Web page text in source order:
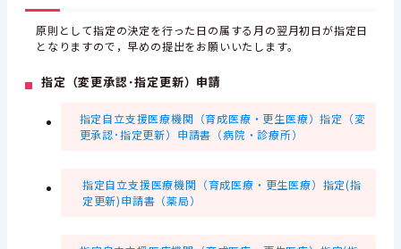
原則として指定の決定を行った日の属する月の翌月初日が指定日
となりますので，早めの提出をお願いいたします。
指定（変更承認･指定更新）申請
指定自立支援医療機関（育成医療・更生医療）指定（変
更承認･指定更新）申請書（病院・診療所）
指定自立支援医療機関（育成医療・更生医療）指定(指
定更新)申請書（薬局）